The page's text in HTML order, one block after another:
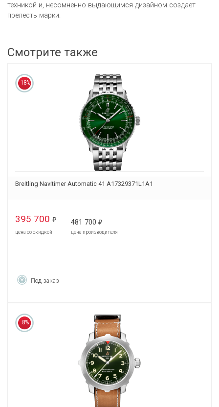
техникой и, несомненно выдающимся дизайном создает
прелесть марки.
Смотрите также
18%
Breitling Navitimer Automatic 41 A17329371L1A1
395 700 ₽
цена со скидкой
481 700 ₽
цена производителя
Под заказ
8%